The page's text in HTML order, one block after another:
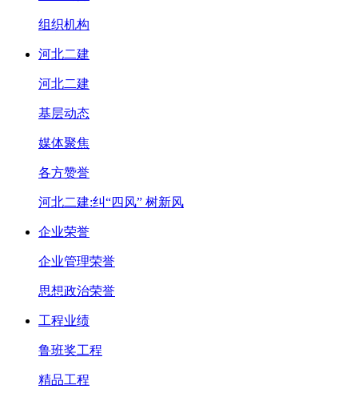
组织机构
河北二建
河北二建
基层动态
媒体聚焦
各方赞誉
河北二建:纠“四风” 树新风
企业荣誉
企业管理荣誉
思想政治荣誉
工程业绩
鲁班奖工程
精品工程